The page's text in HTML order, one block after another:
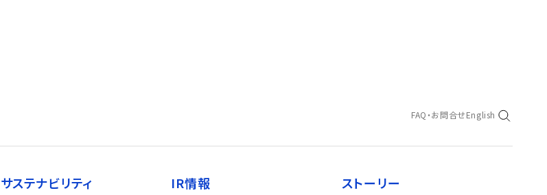
FAQ・お問合せEnglish
サステナビリティ IR情報 ストーリー